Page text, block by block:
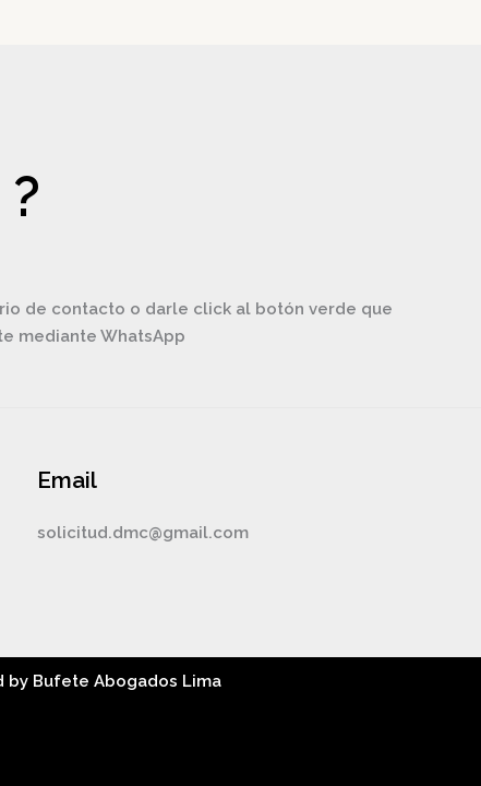
de contacto o darle click al botón verde que
mediante WhatsApp
Email
solicitud.dmc@gmail.com
by Bufete Abogados Lima